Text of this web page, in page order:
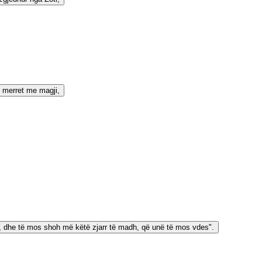
me magji,
të mos shoh më këtë zjarr të madh, që unë të mos vdes".